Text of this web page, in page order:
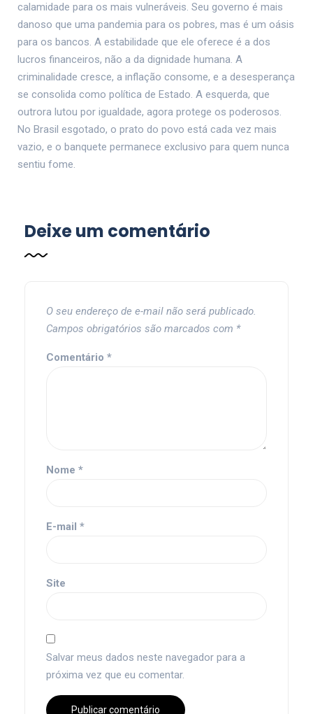
calamidade para os mais vulneráveis. Seu governo é mais
danoso que uma pandemia para os pobres, mas é um oásis
para os bancos. A estabilidade que ele oferece é a dos
lucros financeiros, não a da dignidade humana. A
criminalidade cresce, a inflação consome, e a desesperança
se consolida como política de Estado. A esquerda, que
outrora lutou por igualdade, agora protege os poderosos.
No Brasil esgotado, o prato do povo está cada vez mais
vazio, e o banquete permanece exclusivo para quem nunca
sentiu fome.
Deixe um comentário
O seu endereço de e-mail não será publicado.
Campos obrigatórios são marcados com *
Comentário *
Nome *
E-mail *
Site
Salvar meus dados neste navegador para a
próxima vez que eu comentar.